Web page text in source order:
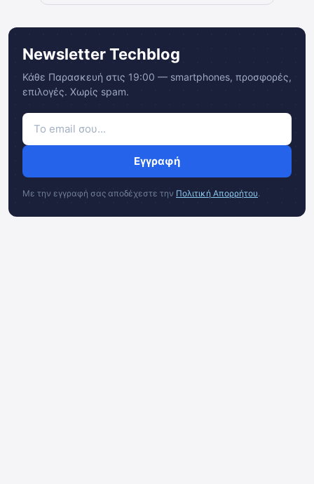
Newsletter Techblog
Κάθε Παρασκευή στις 19:00 — smartphones, προσφορές,
επιλογές. Χωρίς spam.
Εγγραφή
Με την εγγραφή σας αποδέχεστε την Πολιτική Απορρήτου.